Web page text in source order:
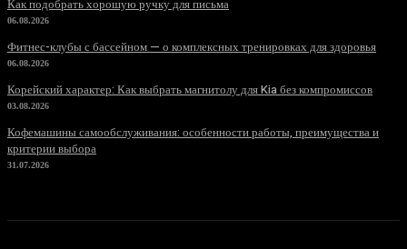
Как подобрать хорошую ручку для письма
06.08.2026
Фитнес-клубы с бассейном — о комплексных тренировках для здоровья
06.08.2026
Корейский характер: Как выбрать магнитолу для Kia без компромиссов
03.08.2026
Кофемашины самообслуживания: особенности работы, преимущества и
критерии выбора
31.07.2026